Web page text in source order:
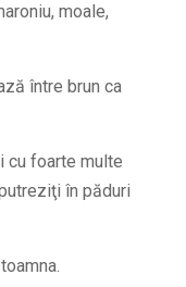
moale,
între brun ca
cu foarte multe
în păduri